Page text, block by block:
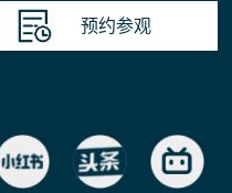
预约参观